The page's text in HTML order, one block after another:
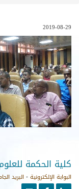
2019-08-29
كلية الحكمة
البوابة الإلكترونية- البريد
linkedin
facebook
youtube